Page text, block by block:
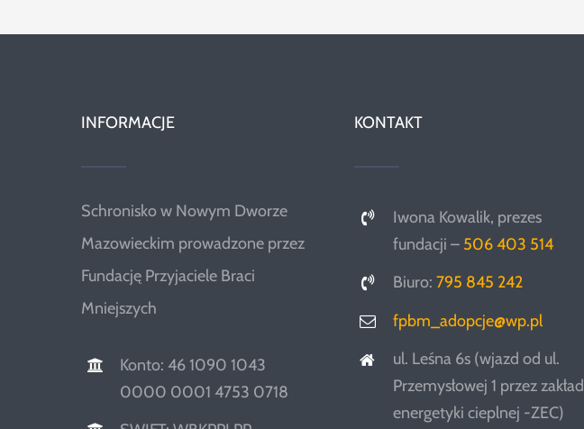
INFORMACJE
Schronisko w Nowym Dworze
Mazowieckim prowadzone przez
Fundację Przyjaciele Braci
Mniejszych
Konto: 46 1090 1043
0000 0001 4753 0718
KONTAKT
Iwona Kowalik, prezes
fundacji – 506 403 514
Biuro: 795 845 242
fpbm_adopcje@wp.pl
ul. Leśna 6s (wjazd od ul.
Przemysłowej 1 przez zakład
energetyki cieplnej -ZEC)